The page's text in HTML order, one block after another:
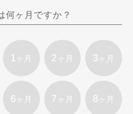
何ヶ月ですか？
1 ヶ月 2 ヶ月 3 ヶ月
6 ヶ月 7 ヶ月 8 ヶ月